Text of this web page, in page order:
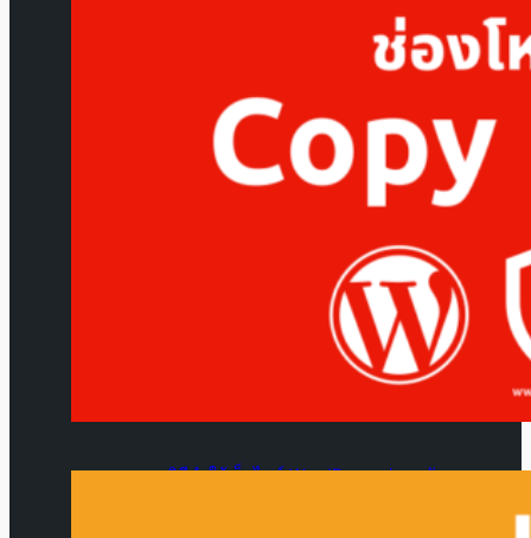
วิธีทำให้เว็บไซต์ WordPress ปลอดภัย